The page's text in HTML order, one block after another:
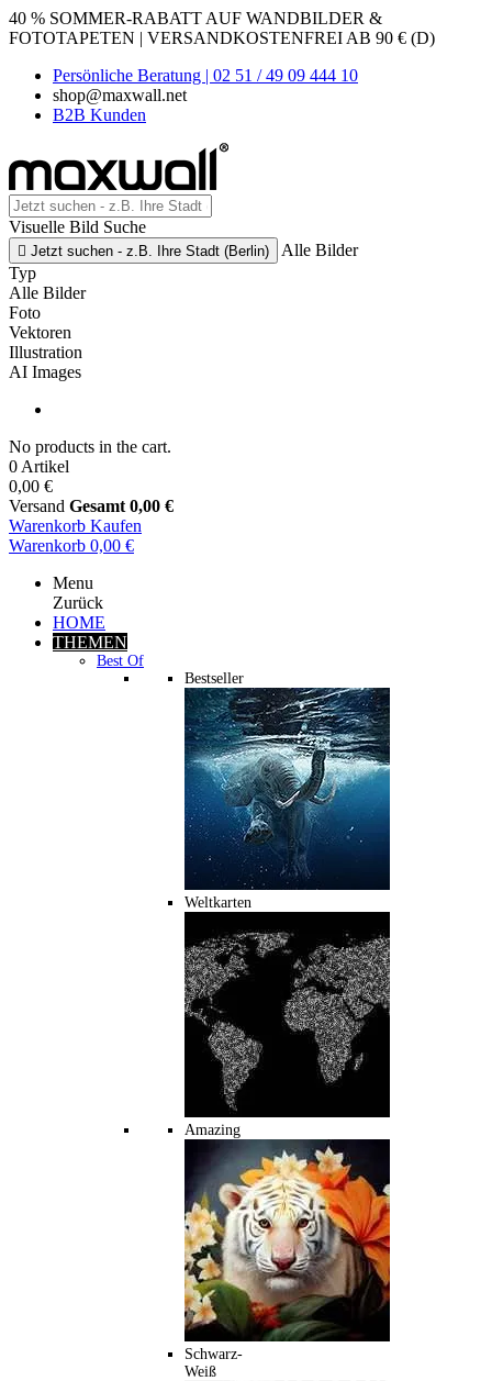
40 % SOMMER-RABATT AUF WANDBILDER &
FOTOTAPETEN | VERSANDKOSTENFREI AB 90 € (D)
Persönliche Beratung | 02 51 / 49 09 444 10
shop@maxwall.net
B2B Kunden
Visuelle Bild Suche
 Jetzt suchen - z.B. Ihre Stadt (Berlin)
Alle Bilder
Typ
Alle Bilder
Foto
Vektoren
Illustration
AI Images
No products in the cart.
0 Artikel
0,00 €
Versand Gesamt 0,00 €
Warenkorb Kaufen
Warenkorb 0,00 €
Menu
Zurück
HOME
THEMEN
Best Of
Bestseller
Weltkarten
Amazing
Schwarz-
Weiß